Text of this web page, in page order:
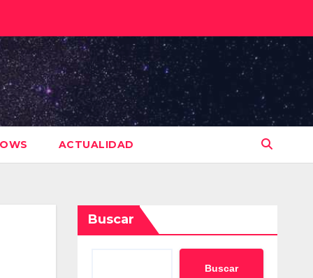
ACTUALIDAD
Buscar
Buscar